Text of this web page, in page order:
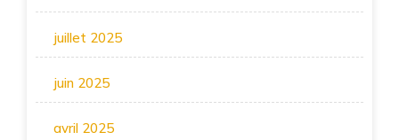
juillet 2025
juin 2025
avril 2025